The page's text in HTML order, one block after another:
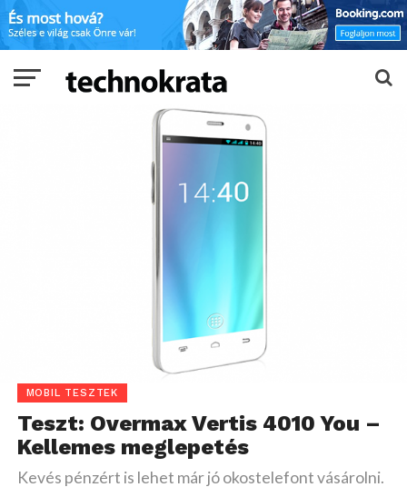
MOBIL TESZTEK
Teszt: Overmax Vertis 4010 You –
Kellemes meglepetés
Kevés pénzért is lehet már jó okostelefont vásárolni.